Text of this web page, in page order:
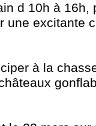
d 10h à 16h,
une excitante
à la